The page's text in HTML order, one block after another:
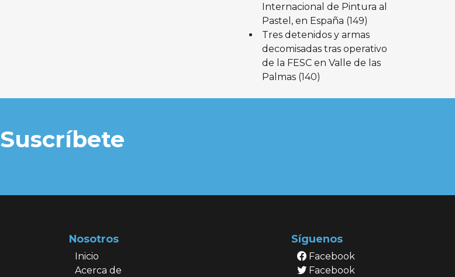
Internacional de Pintura al
Pastel, en España (149)
Tres detenidos y armas
decomisadas tras operativo
de la FESC en Valle de las
Palmas (140)
Suscríbete
Nosotros
Inicio
Acerca de
Síguenos
Facebook
Facebook